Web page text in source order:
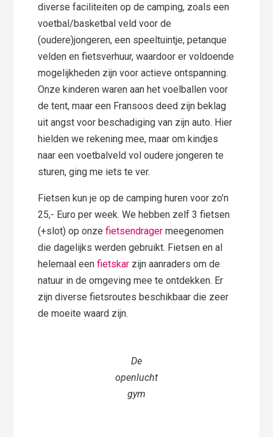
diverse faciliteiten op de camping, zoals een
voetbal/basketbal veld voor de
(oudere)jongeren, een speeltuintje, petanque
velden en fietsverhuur, waardoor er voldoende
mogelijkheden zijn voor actieve ontspanning.
Onze kinderen waren aan het voelballen voor
de tent, maar een Fransoos deed zijn beklag
uit angst voor beschadiging van zijn auto. Hier
hielden we rekening mee, maar om kindjes
naar een voetbalveld vol oudere jongeren te
sturen, ging me iets te ver.
Fietsen kun je op de camping huren voor zo’n
25,- Euro per week. We hebben zelf 3 fietsen
(+slot) op onzefietsendrager meegenomen
die dagelijks werden gebruikt. Fietsen en al
helemaal eenfietskar zijn aanraders om de
natuur in de omgeving mee te ontdekken. Er
zijn diverse fietsroutes beschikbaar die zeer
de moeite waard zijn.
De
openlucht
gym